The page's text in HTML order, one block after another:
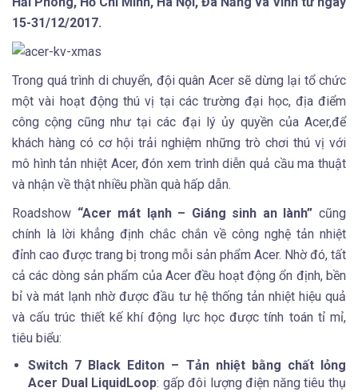
15-31/12/2017.
Trong quá trình di chuyển, đội quân Acer sẽ dừng lại tổ chức
một vài hoạt động thú vị tại các trường đại học, địa điểm
công cộng cũng như tại các đại lý ủy quyền của Acer,để
khách hàng có cơ hội trải nghiệm những trò chơi thú vị với
mô hình tản nhiệt Acer, đón xem trình diễn quả cầu ma thuật
và nhận về thật nhiều phần quà hấp dẫn.
Roadshow “Acer mát lạnh – Giáng sinh an lành” cũng
chính là lời khẳng định chắc chắn về công nghệ tản nhiệt
đỉnh cao được trang bị trong mỗi sản phẩm Acer. Nhờ đó, tất
cả các dòng sản phẩm của Acer đều hoạt động ổn định, bền
bỉ và mát lạnh nhờ được đầu tư hệ thống tản nhiệt hiệu quả
và cấu trúc thiết kế khí động lực học được tính toán tỉ mỉ,
tiêu biểu:
Switch 7 Black Editon – Tản nhiệt bằng chất lỏng
Acer Dual LiquidLoop: gấp đôi lượng điện năng tiêu thụ